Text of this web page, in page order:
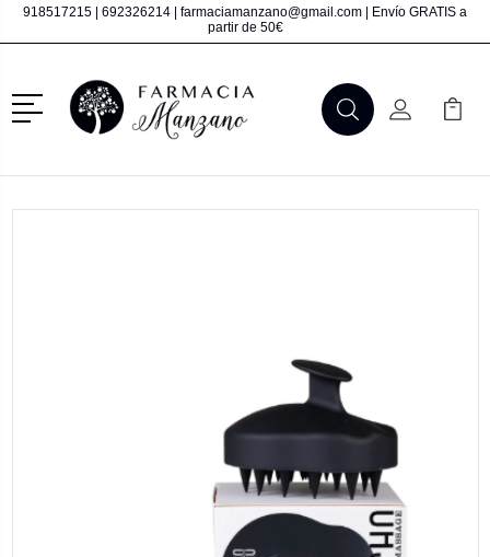
918517215 692326214 farmaciamanzano@gmail.com | Envío GRATIS a
partir de 50€
Menú
BuscarMi Cuenta
Mi